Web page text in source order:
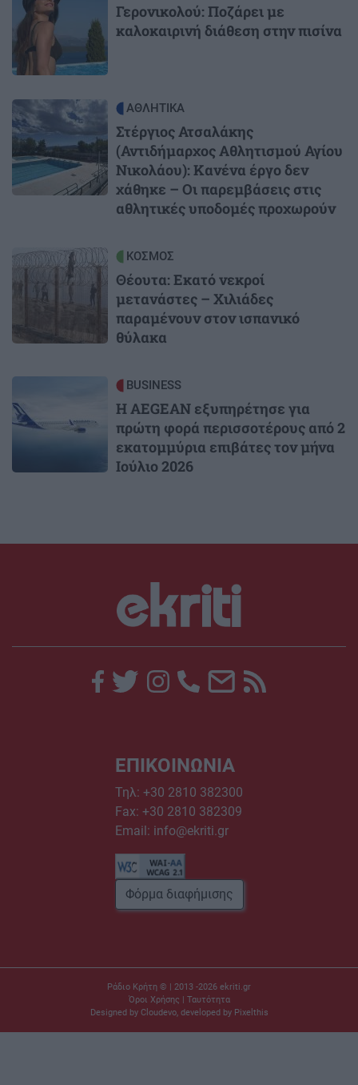
Γερονικολού: Ποζάρει με
καλοκαιρινή διάθεση στην πισίνα
Image ΑΘΛΗΤΙΚΑ
Στέργιος Ατσαλάκης
(Αντιδήμαρχος Αθλητισμού Αγίου
Νικολάου): Κανένα έργο δεν
χάθηκε – Οι παρεμβάσεις στις
αθλητικές υποδομές προχωρούν
Image ΚΟΣΜΟΣ
Θέουτα: Εκατό νεκροί
μετανάστες – Χιλιάδες
παραμένουν στον ισπανικό
θύλακα
BUSINESS
Η AEGEAN εξυπηρέτησε για
πρώτη φορά περισσοτέρους από 2
εκατομμύρια επιβάτες τον μήνα
Ιούλιο 2026
ΕΠΙΚΟΙΝΩΝΙΑ
Τηλ: +30 2810 382300
Fax: +30 2810 382309
Email: info@ekriti.gr
Φόρμα διαφήμισης
Ράδιο Κρήτη © | 2013 -2026 ekriti.gr
Όροι Χρήσης | Ταυτότητα
Designed by Cloudevo, developed by Pixelthis